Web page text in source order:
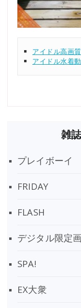
アイドル高画
アイドル水着
雑
プレイボーイ
FRIDAY
FLASH
デジタル限定
SPA!
EX大衆